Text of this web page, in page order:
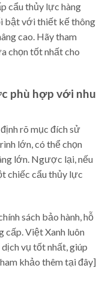
cẩu thủy lực hàng
bật với thiết kế thông
cao. Hãy tham
chọn tốt nhất cho
phù hợp với nhu
rõ mục đích sử
lớn, có thể chọn
lớn. Ngược lại, nếu
chiếc cẩu thủy lực
sách bảo hành, hỗ
cấp. Việt Xanh luôn
vụ tốt nhất, giúp
khảo thêm tại đây]